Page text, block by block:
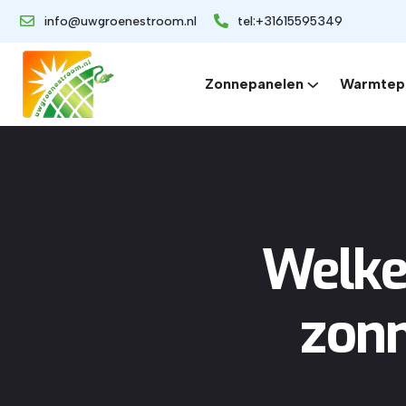
info@uwgroenestroom.nl tel:+31615595349
Zonnepanelen